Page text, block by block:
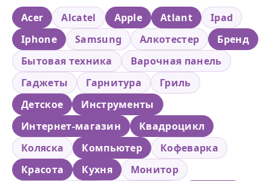
Acer Alcatel Apple Atlant
Ipad
Iphone
Samsung Алкотестер
Бренд
Бытовая техника
Варочная панель
Гаджеты
Гарнитура
Гриль
Детское
Инструменты
Интернет-магазин
Квадроцикл
Коляска
Компьютер
Кофеварка
Красота
Кухня Монитор